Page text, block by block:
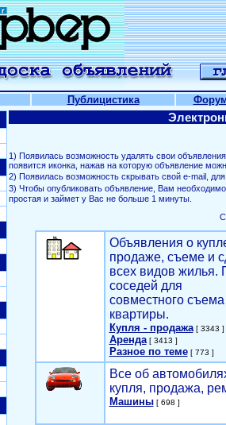
Публицистика
1) Появилась возможность удалять свои
появится иконка, нажав на которую объявление
2) Появилась возможность скрывать свой е-mail,
3) Чтобы опубликовать объявление, Вам
простая и займет у Вас не больше 1 минуты.
Объявления о
продаже, съеме и
всех видов жилья.
соседей для
совместного съема
квартиры.
Купля - продажа[ 3343 ]
Аренда[ 3413 ]
Разное по теме[ 773 ]
Все об
купля, продажа,
Машины[ 698 ]